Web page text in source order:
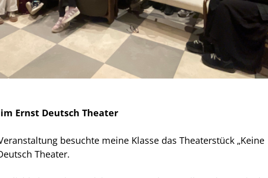
Ernst Deutsch Theater
besuchte meine Klasse das Theaterstück „Keine
Theater.